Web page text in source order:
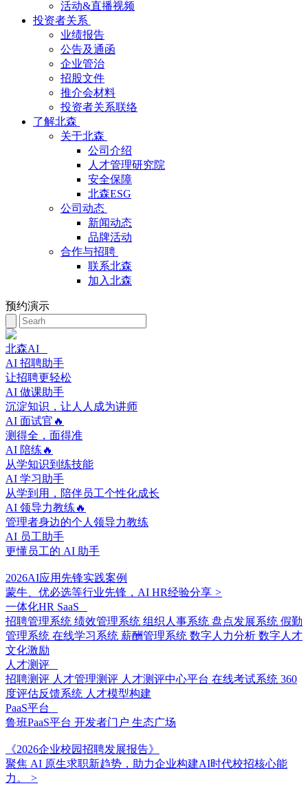
活动&直播视频
投资者关系
业绩报告
公告及通函
企业管治
招股文件
推介会材料
投资者关系联络
了解北森
关于北森
公司介绍
人才管理研究院
安全保障
北森ESG
公司动态
新闻动态
品牌活动
合作与招聘
联系北森
加入北森
预约演示
北森AI
AI 招聘助手
让招聘更轻松
AI 做课助手
沉淀知识，让人人成为讲师
AI 面试官🔥
测得全，面得准
AI 陪练🔥
从学知识到练技能
AI 学习助手
从学到用，陪伴员工个性化成长
AI 领导力教练🔥
管理者身边的个人领导力教练
AI 员工助手
更懂员工的 AI 助手
2026AI应用先锋实践案例
蒙牛、优必选等行业先锋，AI HR经验分享 >
一体化HR SaaS
招聘管理系统 绩效管理系统 组织人事系统 盘点发展系统 假勤
管理系统 在线学习系统 薪酬管理系统 数字人力分析 数字人才
文化激励
人才测评
招聘测评 人才管理测评 人才测评中心平台 在线考试系统 360
度评估反馈系统 人才模型构建
PaaS平台
鲁班PaaS平台 开发者门户 生态广场
《2026企业校园招聘发展报告》
聚焦 AI 原生求职新趋势，助力企业构建AI时代校招核心能
力。
>